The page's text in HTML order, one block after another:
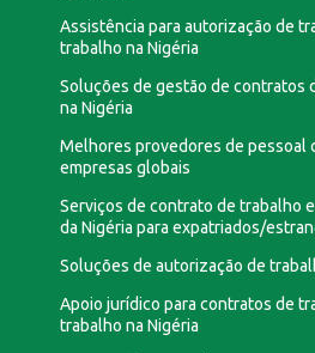
Assistência para autorização de
trabalho na Nigéria
Soluções de gestão de contratos
na Nigéria
Melhores provedores de pessoal
empresas globais
Serviços de contrato de trabalho
da Nigéria para expatriados/
Soluções de autorização de
Apoio jurídico para contratos de
trabalho na Nigéria